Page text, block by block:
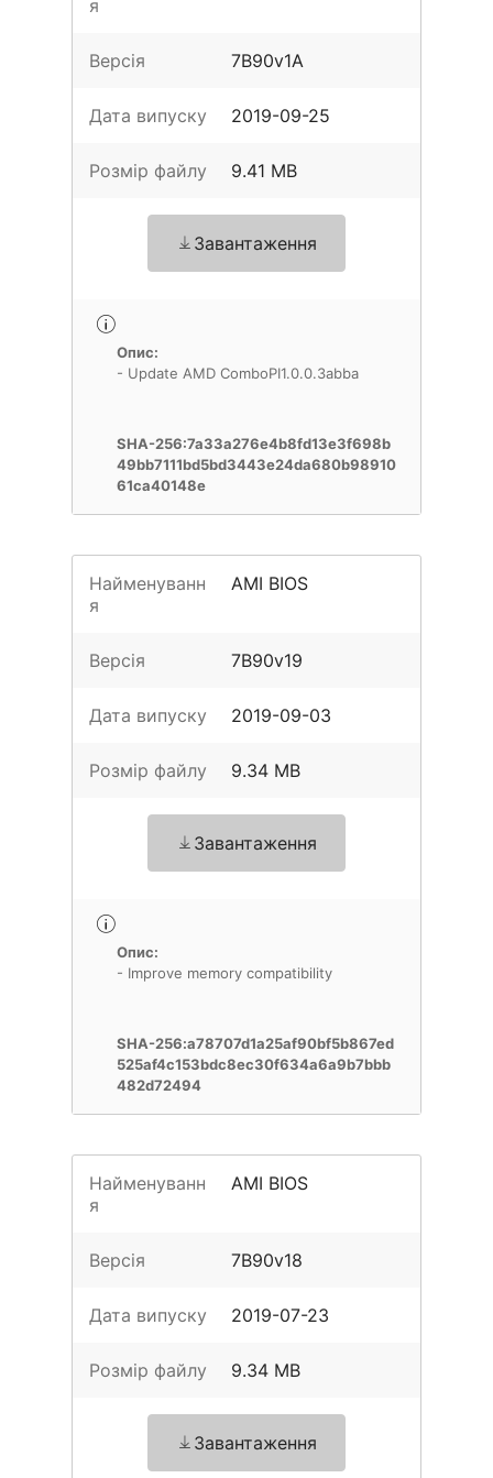
я
Версія 7B90v1A
Дата випуску 2019-09-25
Розмір файлу 9.41 MB
Завантаження
Опис:
- Update AMD ComboPI1.0.0.3abba
SHA-256:7a33a276e4b8fd13e3f698b
49bb7111bd5bd3443e24da680b98910
61ca40148e
Найменуванн
я
AMI BIOS
Версія 7B90v19
Дата випуску 2019-09-03
Розмір файлу 9.34 MB
Завантаження
Опис:
- Improve memory compatibility
SHA-256:a78707d1a25af90bf5b867ed
525af4c153bdc8ec30f634a6a9b7bbb
482d72494
Найменуванн
я
AMI BIOS
Версія 7B90v18
Дата випуску 2019-07-23
Розмір файлу 9.34 MB
Завантаження